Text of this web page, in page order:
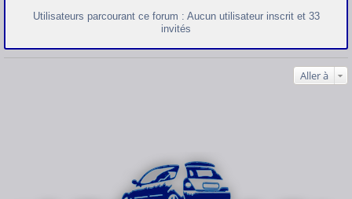
Utilisateurs parcourant ce forum : Aucun utilisateur inscrit et 33
invités
Aller à